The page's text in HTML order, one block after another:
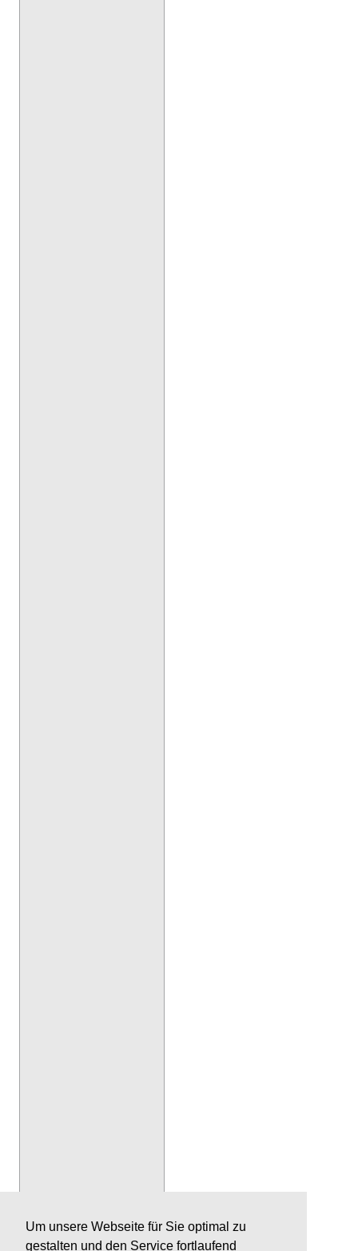
Um unsere Webseite für Sie optimal zu
gestalten und den Service fortlaufend